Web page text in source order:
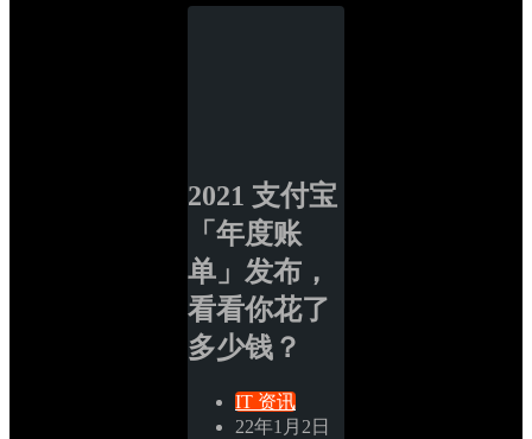
2021 支付宝
「年度账
单」发布，
看看你花了
多少钱？
IT 资讯
22年1月2日